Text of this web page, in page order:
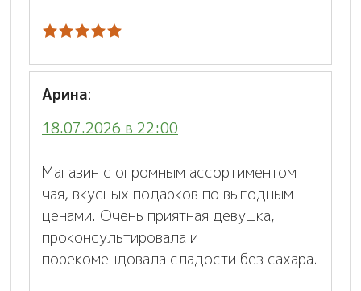
Арина:
18.07.2026 в 22:00
Магазин с огромным ассортиментом
чая, вкусных подарков по выгодным
ценами. Очень приятная девушка,
проконсультировала и
порекомендовала сладости без сахара.